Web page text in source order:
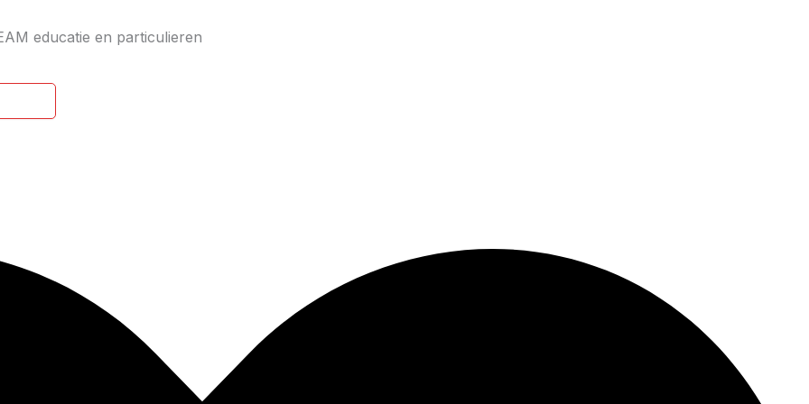
educatie en particulieren